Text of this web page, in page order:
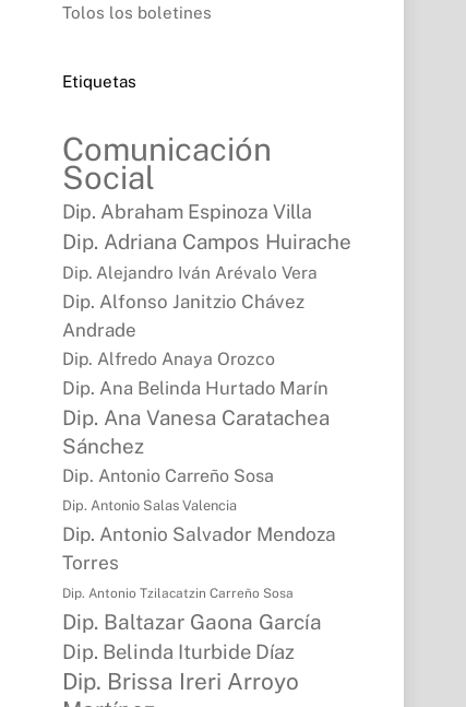
Tolos los boletines
Etiquetas
Comunicación
Social
Dip. Abraham Espinoza Villa
Dip. Adriana Campos Huirache
Dip. Alejandro Iván Arévalo Vera
Dip. Alfonso Janitzio Chávez
Andrade
Dip. Alfredo Anaya Orozco
Dip. Ana Belinda Hurtado Marín
Dip. Ana Vanesa Caratachea
Sánchez
Dip. Antonio Carreño Sosa
Dip. Antonio Salas Valencia
Dip. Antonio Salvador Mendoza
Torres
Dip. Antonio Tzilacatzin Carreño Sosa
Dip. Baltazar Gaona García
Dip. Belinda Iturbide Díaz
Dip. Brissa Ireri Arroyo